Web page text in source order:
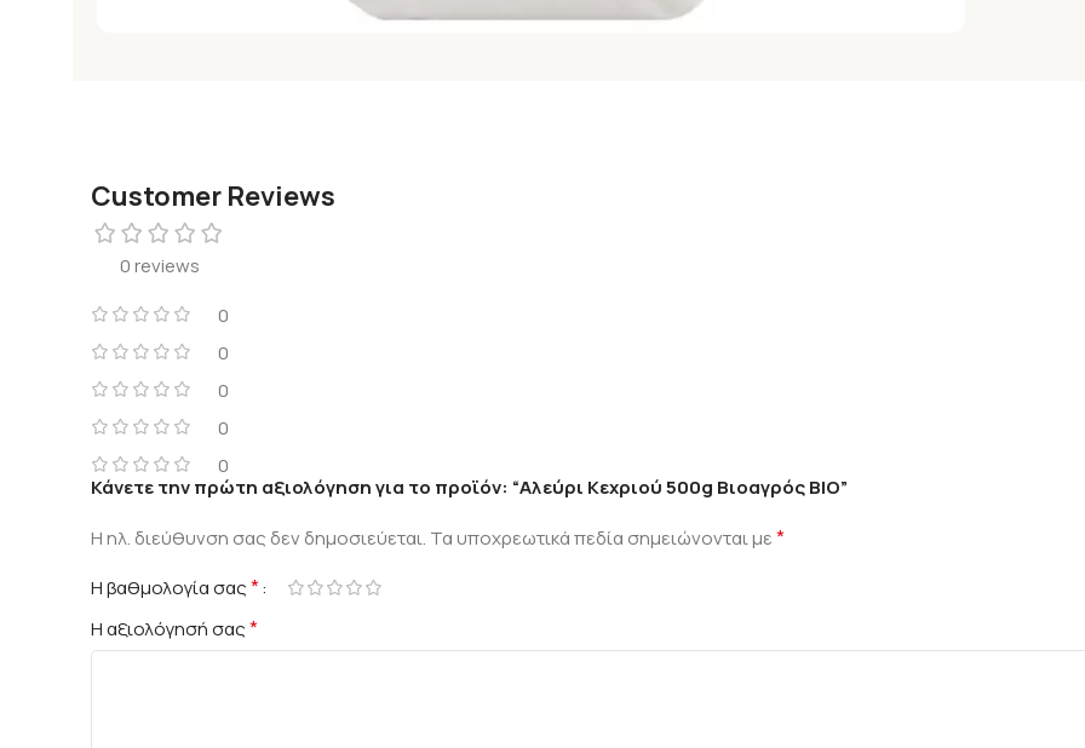
Customer Reviews
0 reviews
0
0
0
0
0
Κάνετε την πρώτη αξιολόγηση για το προϊόν: “Αλεύρι Κεχριού 500g Βιοαγρός ΒΙΟ”
Η ηλ. διεύθυνση σας δεν δημοσιεύεται. Τα υποχρεωτικά πεδία σημειώνονται με*
Η βαθμολογία σας*
Η αξιολόγησή σας*